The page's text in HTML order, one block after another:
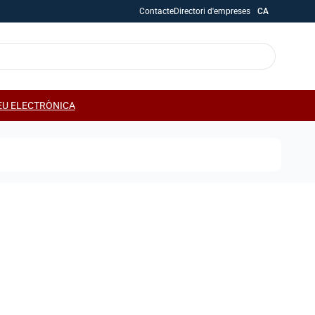
ContacteDirectori d'empreses CA
ELECTRÒNICA